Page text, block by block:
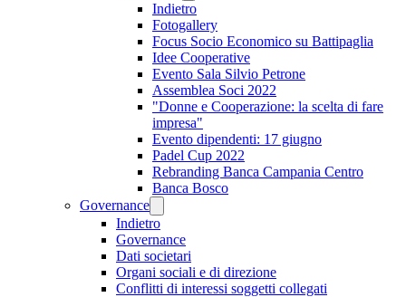
Indietro
Fotogallery
Focus Socio Economico su Battipaglia
Idee Cooperative
Evento Sala Silvio Petrone
Assemblea Soci 2022
"Donne e Cooperazione: la scelta di fare
impresa"
Evento dipendenti: 17 giugno
Padel Cup 2022
Rebranding Banca Campania Centro
Banca Bosco
Governance
Indietro
Governance
Dati societari
Organi sociali e di direzione
Conflitti di interessi soggetti collegati